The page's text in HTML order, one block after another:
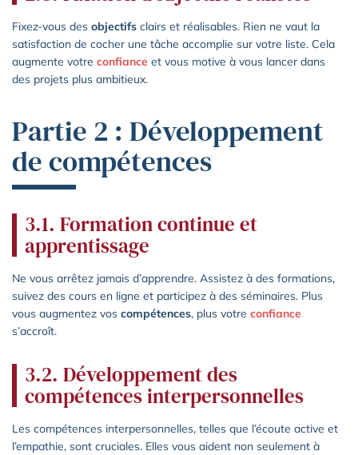
Fixez-vous des objectifs clairs et réalisables. Rien ne vaut la
satisfaction de cocher une tâche accomplie sur votre liste. Cela
augmente votre confiance et vous motive à vous lancer dans
des projets plus ambitieux.
Partie 2 : Développement
de compétences
3.1. Formation continue et
apprentissage
Ne vous arrêtez jamais d’apprendre. Assistez à des formations,
suivez des cours en ligne et participez à des séminaires. Plus
vous augmentez vos compétences, plus votre confiance
s’accroît.
3.2. Développement des
compétences interpersonnelles
Les compétences interpersonnelles, telles que l’écoute active et
l’empathie, sont cruciales. Elles vous aident non seulement à